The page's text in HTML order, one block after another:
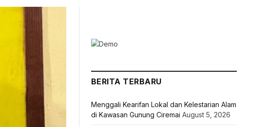
BERITA TERBARU
Menggali Kearifan Lokal dan Kelestarian Alam
di Kawasan Gunung Ciremai August 5, 2026